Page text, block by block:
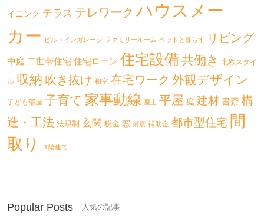
イニング テラス テレワーク ハウスメー
カー
ビルトインガレージ ファミリールーム ペットと暮らす リビング
中庭 二世帯住宅 住宅ローン 住宅設備 共働き 北欧スタイ
ル 収納 吹き抜け 和室 在宅ワーク 外観デザイン
子ども部屋 子育て 家事動線 屋上 平屋 庭 建材 書斎 構
造・工法 法規制 玄関 税金 窓 耐震 補助金 都市型住宅 間
取り
３階建て
Popular Posts